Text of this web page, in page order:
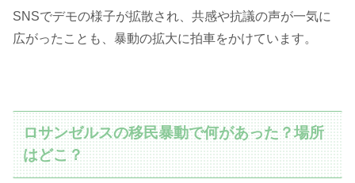
SNSでデモの様子が拡散され、共感や抗議の声が一気に
広がったことも、暴動の拡大に拍車をかけています。
ロサンゼルスの移民暴動で何があった？場所
はどこ？